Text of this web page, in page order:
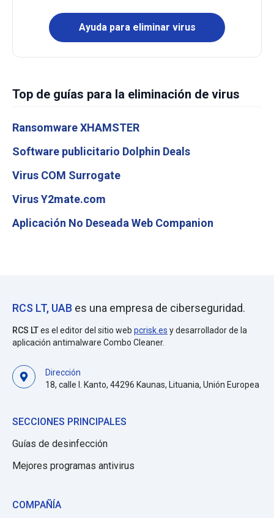
Ayuda para eliminar virus
Top de guías para la eliminación de virus
Ransomware XHAMSTER
Software publicitario Dolphin Deals
Virus COM Surrogate
Virus Y2mate.com
Aplicación No Deseada Web Companion
RCS LT, UAB es una empresa de ciberseguridad.
RCS LTes el editor del sitio web pcrisk.es y desarrollador de la
aplicación antimalware Combo Cleaner.
Dirección
18, calle I. Kanto, 44296 Kaunas, Lituania, Unión Europea
SECCIONES PRINCIPALES
Guías de desinfección
Mejores programas antivirus
COMPAÑÍA